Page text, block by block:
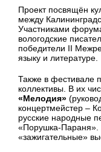
Проект посвящён
между
Участниками
вологодские
победители II
языку и литературе.
Также в фестивале
коллективы. В их
«Мелодия»
концертмейстер –
русские народные
«Порушка-Параня».
«зажигательные»